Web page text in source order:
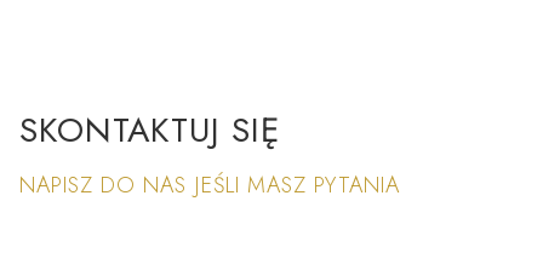
SKONTAKTUJ SIĘ
NAPISZ DO NAS JEŚLI MASZ PYTANIA